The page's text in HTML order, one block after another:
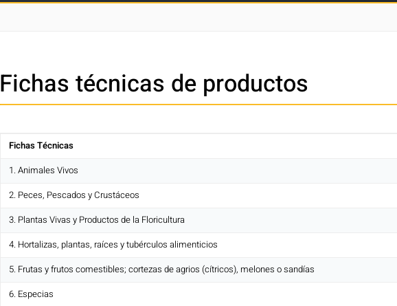
Fichas técnicas de productos
Fichas Técnicas
1. Animales Vivos
2. Peces, Pescados y Crustáceos
3. Plantas Vivas y Productos de la Floricultura
4. Hortalizas, plantas, raíces y tubérculos alimenticios
5. Frutas y frutos comestibles; cortezas de agrios (cítricos), melones o sandías
6. Especias